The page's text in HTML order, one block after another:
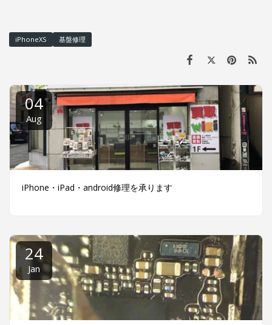
iPhoneXS 基盤修理
04
Aug
iPhone・iPad・android修理を承ります
24
Jan